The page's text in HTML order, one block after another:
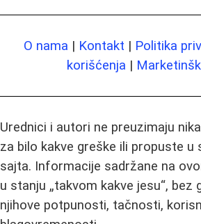
O nama | Kontakt | Politika
korišćenja |
Urednici i autori ne preuzimaju
za bilo kakve greške ili propuste u
sajta. Informacije sadržane na
u stanju „takvom kakve jesu“, bez
njihove potpunosti, tačnosti,